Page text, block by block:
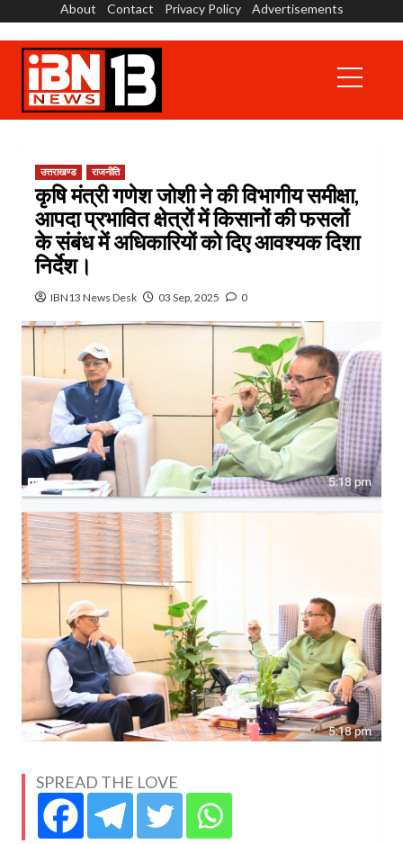
content
About Contact Privacy Policy Advertisements
Menu
उत्तराखण्ड राजनीति
कृषि मंत्री गणेश जोशी ने की विभागीय समीक्षा,
आपदा प्रभावित क्षेत्रों में किसानों की फसलों
के संबंध में अधिकारियों को दिए आवश्यक दिशा
निर्देश।
IBN13 News Desk 03 Sep, 2025 0
SPREAD THE LOVE